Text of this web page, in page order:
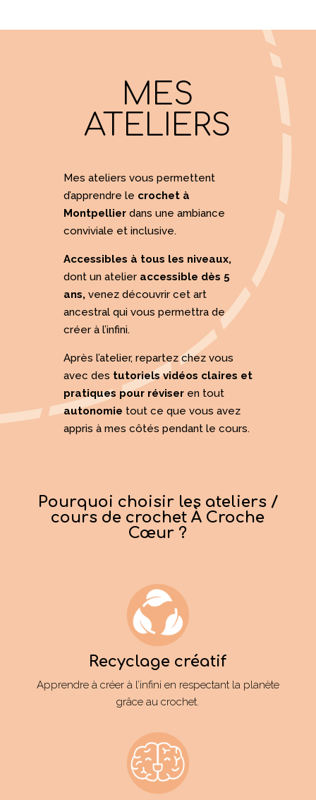
MES
ATELIERS
Mes ateliers vous permettent
d’apprendre le crochet à
Montpellierdans une ambiance
conviviale et inclusive.
Accessibles à tous les niveaux,
dont un atelieraccessible dès 5
ans, venez découvrir cet art
ancestral qui vous permettra de
créer à l’infini.
Après l’atelier, repartez chez vous
avec des tutoriels vidéos claires et
pratiques pour réviseren tout
autonomie tout ce que vous avez
appris à mes côtés pendant le cours.
Pourquoi choisir les ateliers /
cours de crochet À Croche
Cœur ?
Recyclage créatif
Apprendre à créer à l’infini en respectant la planète
grâce au crochet.